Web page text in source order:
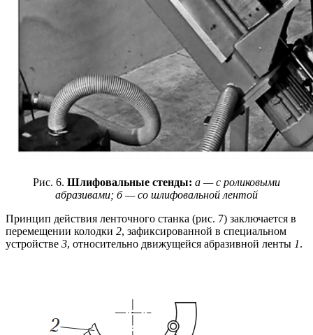
Рис. 6. Шлифовальные стенды: а — с роликовыми
абразивами; б — со шлифовальной лентой
Принцип действия ленточного станка (рис. 7) заключается в
перемещении колодки 2, зафиксированной в специальном
устройстве 3, относительно движущейся абразивной ленты 1.